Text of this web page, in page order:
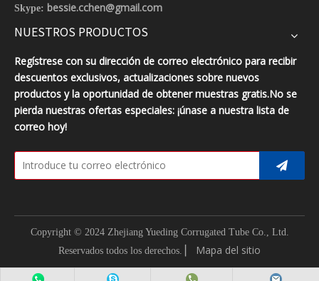
Skype: bessie.cchen@gmail.com
NUESTROS PRODUCTOS
Regístrese con su dirección de correo electrónico para recibir
descuentos exclusivos, actualizaciones sobre nuevos
productos y la oportunidad de obtener muestras gratis.No se
pierda nuestras ofertas especiales: ¡únase a nuestra lista de
correo hoy!
Copyright © 2024 Zhejiang Yueding Corrugated Tube Co., Ltd.
Reservados todos los derechos.
Mapa del sitio